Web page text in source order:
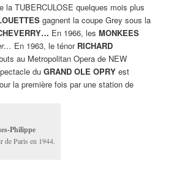
la TUBERCULOSE quelques mois plus
gagnent la coupe Grey sous la
En 1966, lesMONKEES
En 1963, le ténor RICHARD
au Metropolitan Opera de NEW
duGRAND OLE OPRY est
la première fois par une station de
Philippe
de Paris en 1944.